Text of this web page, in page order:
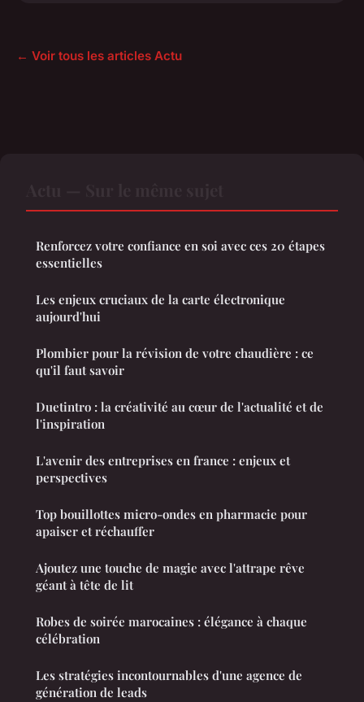
← Voir tous les articles Actu
Renforcez votre confiance en soi avec ces 20 étapes
essentielles
Les enjeux cruciaux de la carte électronique
aujourd'hui
Plombier pour la révision de votre chaudière : ce
qu'il faut savoir
Duetintro : la créativité au cœur de l'actualité et de
l'inspiration
L'avenir des entreprises en france : enjeux et
perspectives
Top bouillottes micro-ondes en pharmacie pour
apaiser et réchauffer
Ajoutez une touche de magie avec l'attrape rêve
géant à tête de lit
Robes de soirée marocaines : élégance à chaque
célébration
Les stratégies incontournables d'une agence de
génération de leads